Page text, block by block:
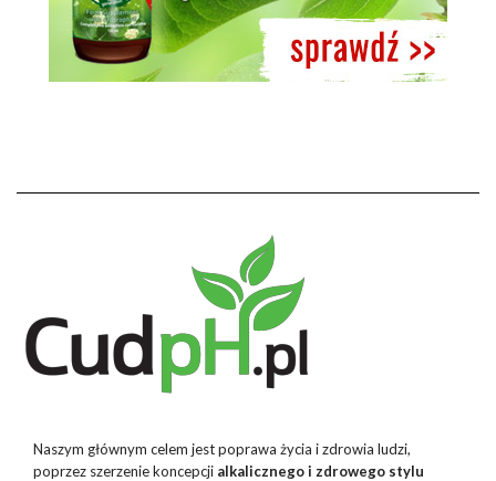
Naszym głównym celem jest poprawa życia i zdrowia ludzi,
poprzez szerzenie koncepcji alkalicznego i zdrowego stylu